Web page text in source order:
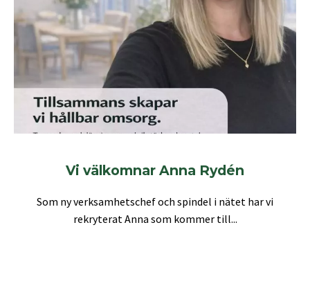
Vi välkomnar Anna Rydén
Som ny verksamhetschef och spindel i nätet har vi
rekryterat Anna som kommer till...